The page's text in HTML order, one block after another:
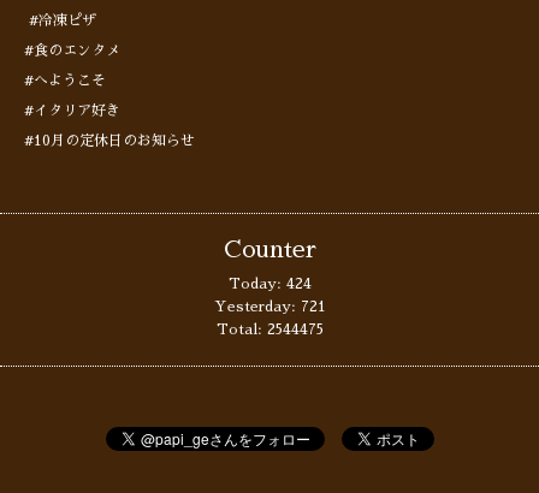
#冷凍ピザ
#食のエンタメ
#へようこそ
#イタリア好き
#10月の定休日のお知らせ
Counter
Today: 424
Yesterday: 721
Total: 2544475